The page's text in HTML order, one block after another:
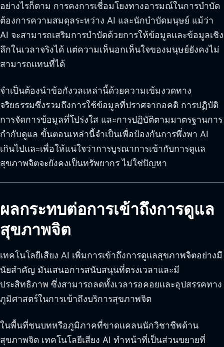
อย่างไรก็ตาม การคงการเชื่อมโยงทางอารมณ์ในการบำบัด
ต้องการความสมดุลระหว่าง AI และนักบำบัดมนุษย์ แม้ว่า
AI จะสามารถเสริมการบำบัดด้วยการให้ข้อมูลและข้อมูลเชิง
ลึกในเวลาจริงได้ แต่ความเห็นอกเห็นใจของมนุษย์ยังคงไม่
สามารถแทนที่ได้
จำเป็นต้องนำข้อกังวลเหล่านี้ด้วยความเข้มงวดทาง
จริยธรรมซึ่งรวมถึงการใช้ข้อมูลที่ปราศจากอคติ การปฏิบัติ
การจัดการข้อมูลที่โปร่งใส และการปฏิบัติตามมาตรฐานการ
กำกับดูแล ขั้นตอนเหล่านี้จำเป็นเพื่อป้องกันการพึ่งพา AI
เกินไปและเพื่อให้แน่ใจว่าการบูรณาการเข้ากับการดูแล
สุขภาพจิตจะยังคงเป็นทรัพยากร ไม่ใช่ปัญหา
ผลกระทบต่อการเข้าถึงการดูแล
สุขภาพจิต
เทคโนโลยีเสียง AI เพิ่มการเข้าถึงการดูแลสุขภาพจิตอย่างมี
นัยสำคัญ มันเสนอการสนับสนุนที่ตรงเวลาและมี
ประสิทธิภาพ ซึ่งสามารถลดทั้งเวลารอคอยและอุปสรรคทาง
ภูมิศาสตร์ในการเข้าถึงบริการสุขภาพจิต
ในพื้นที่ชนบทหรือภูมิภาคที่ขาดแคลนนักวิชาชีพด้าน
สุขภาพจิต เทคโนโลยีเสียง AI ทำหน้าที่เป็นส่วนขยายที่